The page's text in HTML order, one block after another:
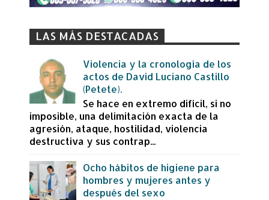
LAS MÁS DESTACADAS
Violencia y la cronología de los
actos de David Luciano Castillo
(Petete).
Se hace en extremo difícil, si no
imposible, una delimitación exacta de la
agresión, ataque, hostilidad, violencia
destructiva y sus contrap...
Ocho hábitos de higiene para
hombres y mujeres antes y
después del sexo